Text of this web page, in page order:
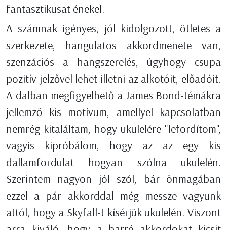
fantasztikusat énekel.
A számnak igényes, jól kidolgozott, ötletes a
szerkezete, hangulatos akkordmenete van,
szenzációs a hangszerelés, úgyhogy csupa
pozitív jelzővel lehet illetni az alkotóit, előadóit.
A dalban megfigyelhető a James Bond-témákra
jellemző kis motívum, amellyel kapcsolatban
nemrég kitaláltam, hogy ukulelére "lefordítom",
vagyis kipróbálom, hogy az az egy kis
dallamfordulat hogyan szólna ukulelén.
Szerintem nagyon jól szól, bár önmagában
ezzel a pár akkorddal még messze vagyunk
attól, hogy a Skyfall-t kísérjük ukulelén. Viszont